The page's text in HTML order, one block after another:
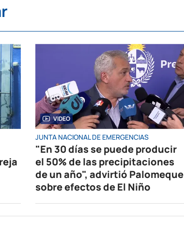
VIDEO
JUNTA NACIONAL DE EMERGENCIAS
"En 30 días se puede producir
el 50% de las precipitaciones
de un año", advirtió Palomeque
sobre efectos de El Niño